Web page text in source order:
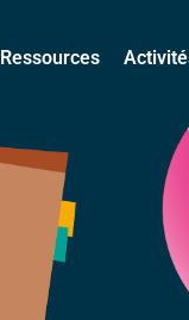
Ressources